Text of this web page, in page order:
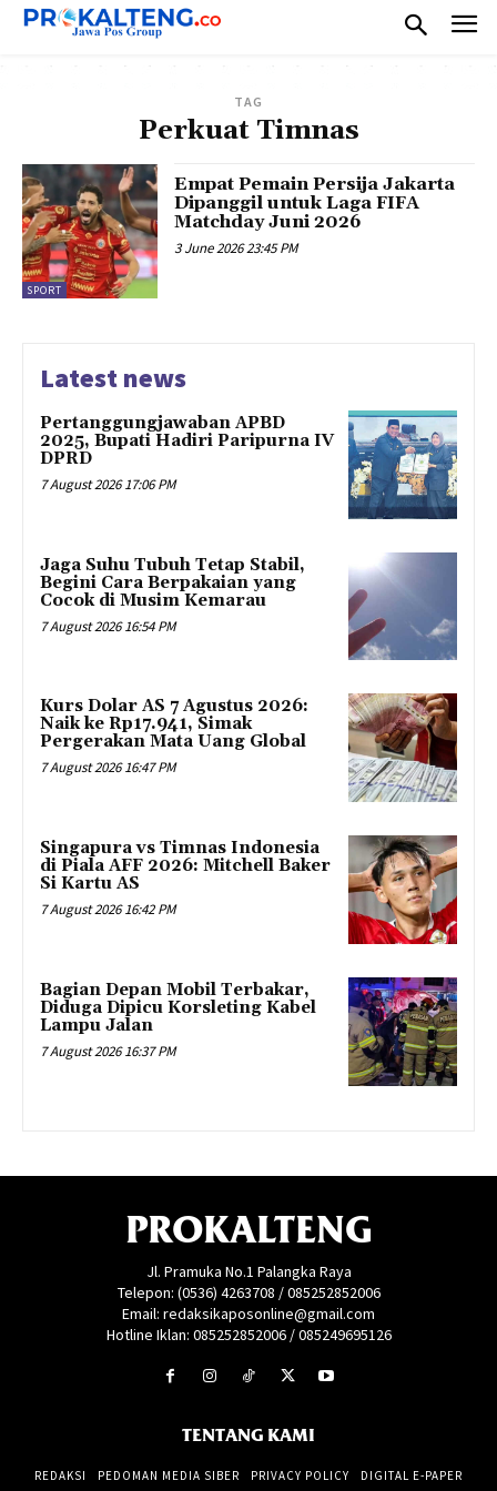
TAG
Perkuat Timnas
SPORT
Empat Pemain Persija Jakarta
Dipanggil untuk Laga FIFA
Matchday Juni 2026
3 June 2026 23:45 PM
Latest news
Pertanggungjawaban APBD
2025, Bupati Hadiri Paripurna IV
DPRD
7 August 2026 17:06 PM
Jaga Suhu Tubuh Tetap Stabil,
Begini Cara Berpakaian yang
Cocok di Musim Kemarau
7 August 2026 16:54 PM
Kurs Dolar AS 7 Agustus 2026:
Naik ke Rp17.941, Simak
Pergerakan Mata Uang Global
7 August 2026 16:47 PM
Singapura vs Timnas Indonesia
di Piala AFF 2026: Mitchell Baker
Si Kartu AS
7 August 2026 16:42 PM
Bagian Depan Mobil Terbakar,
Diduga Dipicu Korsleting Kabel
Lampu Jalan
7 August 2026 16:37 PM
PROKALTENG
Jl. Pramuka No.1 Palangka Raya
Telepon: (0536) 4263708 / 085252852006
Email: redaksikaposonline@gmail.com
Hotline Iklan: 085252852006 / 085249695126
TENTANG KAMI
REDAKSI PEDOMAN MEDIA SIBER PRIVACY POLICY DIGITAL E-PAPER